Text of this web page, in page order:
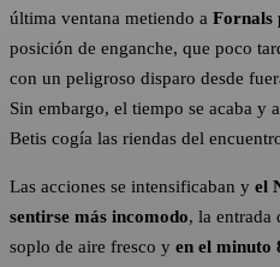
última ventana metiendo a Fornals
posición de enganche, que poco
con un peligroso disparo desde
Sin embargo, el tiempo se acaba y
Betis cogía las riendas del
Las acciones se intensificaban y el
sentirse más incomodo, la entrada
soplo de aire fresco y en el minuto